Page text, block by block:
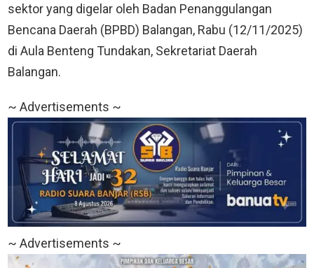
sektor yang digelar oleh Badan Penanggulangan
Bencana Daerah (BPBD) Balangan, Rabu (12/11/2025)
di Aula Benteng Tundakan, Sekretariat Daerah
Balangan.
~ Advertisements ~
~ Advertisements ~